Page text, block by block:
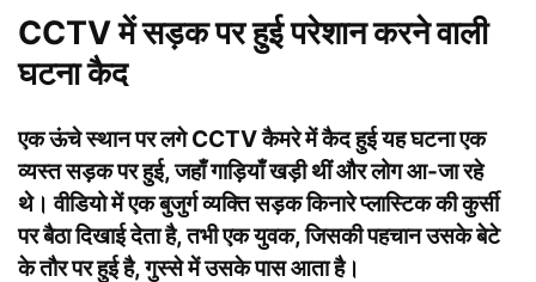
CCTV में सड़क पर हुई परेशान करने वाली
घटना कैद
एक ऊंचे स्थान पर लगे CCTV कैमरे में कैद हुई यह घटना एक
व्यस्त सड़क पर हुई, जहाँ गाड़ियाँ खड़ी थीं और लोग आ-जा रहे
थे। वीडियो में एक बुजुर्ग व्यक्ति सड़क किनारे प्लास्टिक की कुर्सी
पर बैठा दिखाई देता है, तभी एक युवक, जिसकी पहचान उसके बेटे
के तौर पर हुई है, गुस्से में उसके पास आता है।